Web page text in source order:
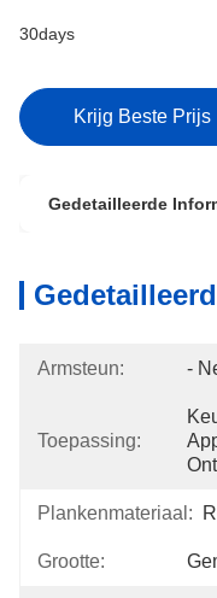
30days
Krijg Beste Prijs
Gedetailleerde
Armsteun: -
Toepassing:
Plankenmateriaal:
Grootte: